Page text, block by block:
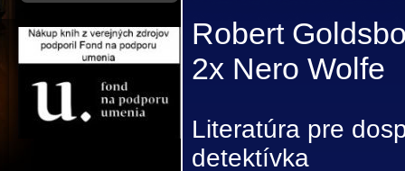
Robert
2x Nero Wolfe
Literatúra pre
detektívka